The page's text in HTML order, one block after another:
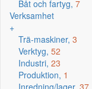
Båt och fartyg, 7
Verksamhet
+
Trä-maskiner, 3
Verktyg, 52
Industri, 23
Produktion, 1
Inredning/lager, 37